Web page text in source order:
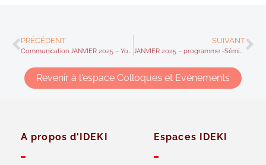
PRÉCÉDENT
Communication JANVIER 2025 – Yolande Maury – Séminaire 1 pluri catégoriel du réseau IDEKI « Didactiques, Métiers de l’Humain et Intelligence collective »
SUIVANT
JANVIER 2025 – programme -Séminaire pluri catégoriel du réseau IDEKI « Didactiques, Métiers de l’Humain et Intelligence collective – Programme
Revenir à l'espace Colloques et Evénements
A propos d'IDEKI Espaces IDEKI